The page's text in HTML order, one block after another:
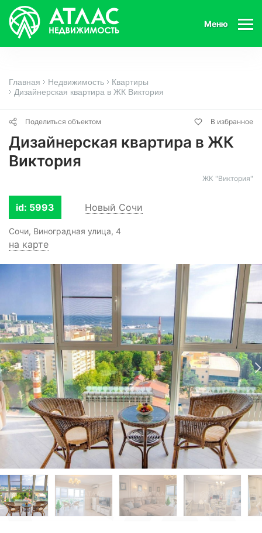
Меню
Главная Недвижимость
Квартиры
Дизайнерская квартира в ЖК Виктория
Поделиться объектом В избранное
Дизайнерская квартира в ЖК
Виктория
ЖК "Виктория"
id: 5993 Новый Сочи
Сочи, Виноградная улица, 4
на карте